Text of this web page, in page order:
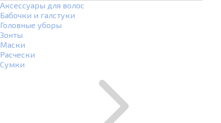
Аксессуары для волос
Бабочки и галстуки
Головные уборы
Зонты
Маски
Расчески
Сумки